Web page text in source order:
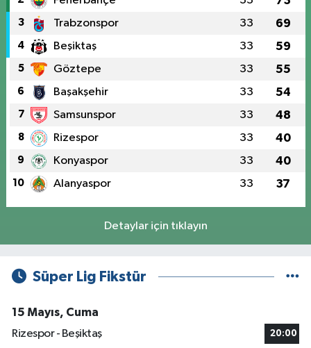
3 Trabzonspor 33 69
4 Beşiktaş 33 59
5 Göztepe 33 55
6 Başakşehir 33 54
7 Samsunspor 33 48
8 Rizespor 33 40
9 Konyaspor 33 40
10 Alanyaspor 33 37
Detaylar için tıklayın
Süper Lig Fikstür
15 Mayıs, Cuma
Rizespor - Beşiktaş
20:00